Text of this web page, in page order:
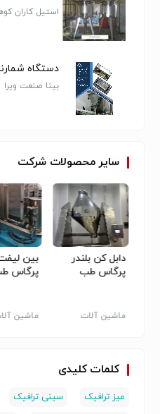
سایرمحصولات شرکت
دابل کن بلندر
پرگاس طب
ماشین آلات
بین
پرگاس
ماشین
استیل کاران
دستگاه
بینا صنعت ویرا
کلمات کلیدی
میز ترافیک سینی ترافیک